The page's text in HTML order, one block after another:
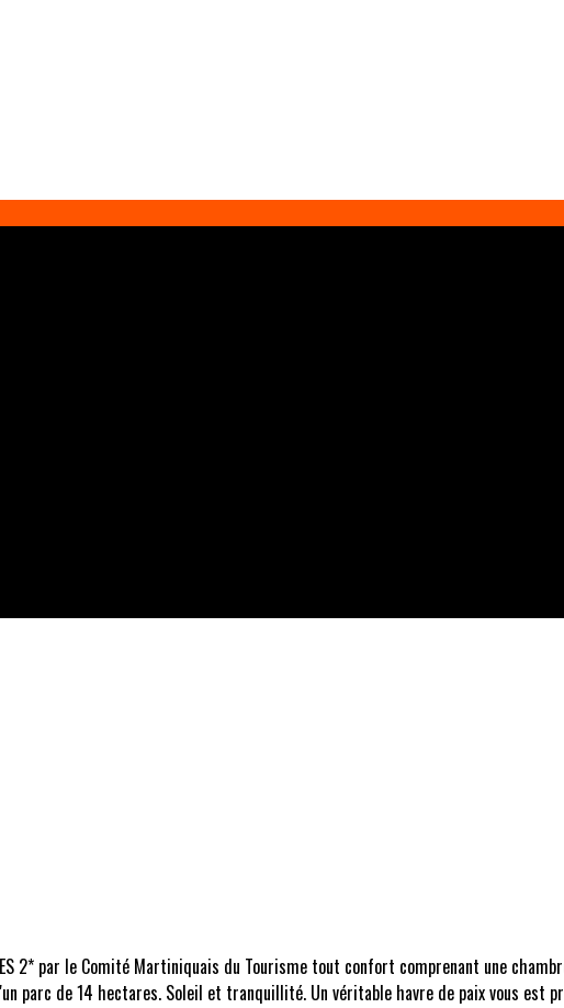
2* par le Comité Martiniquais du Tourisme tout confort comprenant une
parc de 14 hectares. Soleil et tranquillité. Un véritable havre de paix vous est